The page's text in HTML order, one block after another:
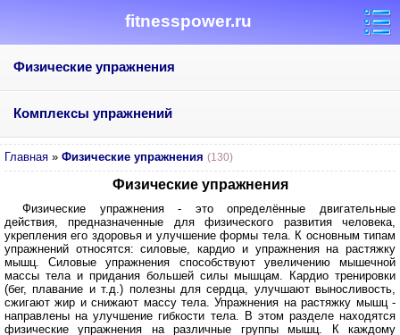
fitnesspower.ru
Физические упражнения
Комплексы упражнений
Главная » Физические упражнения (130)
Физические упражнения
Физические упражнения - это определённые двигательные
действия, предназначенные для физического развития человека,
укрепления его здоровья и улучшение формы тела. К основным типам
упражнений относятся: силовые, кардио и упражнения на растяжку
мышц. Силовые упражнения способствуют увеличению мышечной
массы тела и придания большей силы мышцам. Кардио тренировки
(бег, плавание и т.д.) полезны для сердца, улучшают выносливость,
сжигают жир и снижают массу тела. Упражнения на растяжку мышц -
направлены на улучшение гибкости тела. В этом разделе находятся
физические упражнения на различные группы мышц. К каждому